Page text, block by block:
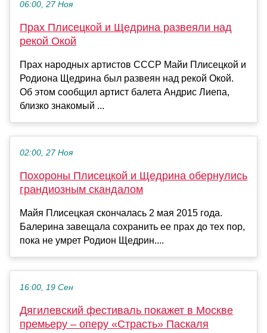
06:00, 27 Ноя
Прах Плисецкой и Щедрина развеяли над
рекой Окой
Прах народных артистов СССР Майи Плисецкой и
Родиона Щедрина был развеян над рекой Окой.
Об этом сообщил артист балета Андрис Лиепа,
близко знакомый ...
02:00, 27 Ноя
Похороны Плисецкой и Щедрина обернулись
грандиозным скандалом
Майя Плисецкая скончалась 2 мая 2015 года.
Балерина завещала сохранить ее прах до тех пор,
пока не умрет Родион Щедрин....
16:00, 19 Сен
Дягилевский фестиваль покажет в Москве
премьеру – оперу «Страсть» Паскаля